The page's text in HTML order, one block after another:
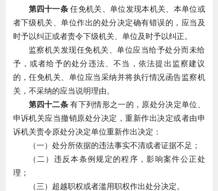
第四十一条 任免机关、单位发现本机关、本单位或
者下级机关、单位作出的处分决定确有错误的，应当及
时予以纠正或者责令下级机关、单位及时予以纠正。
监察机关发现任免机关、单位应当给予处分而未给
予，或者给予的处分违法、不当，依法提出监察建议
的，任免机关、单位应当采纳并将执行情况函告监察机
关，不采纳的应当说明理由。
第四十二条 有下列情形之一的，原处分决定单位、
申诉机关应当撤销原处分决定，重新作出决定或者由申
诉机关责令原处分决定单位重新作出决定：
（一）处分所依据的违法事实不清或者证据不足；
（二）违反本条例规定的程序，影响案件公正处
理；
（三）超越职权或者滥用职权作出处分决定。